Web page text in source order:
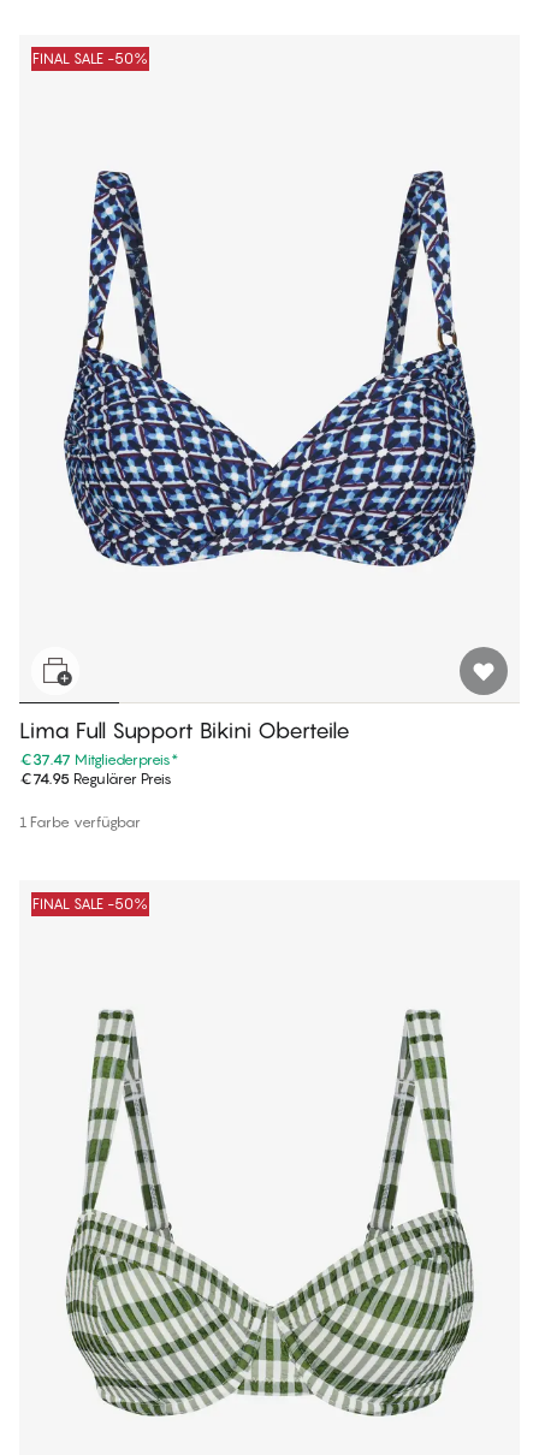
FINAL SALE -50%
Lima Full Support Bikini Oberteile
€37.47 Mitgliederpreis*
€74.95 Regulärer Preis
1 Farbe verfügbar
FINAL SALE -50%